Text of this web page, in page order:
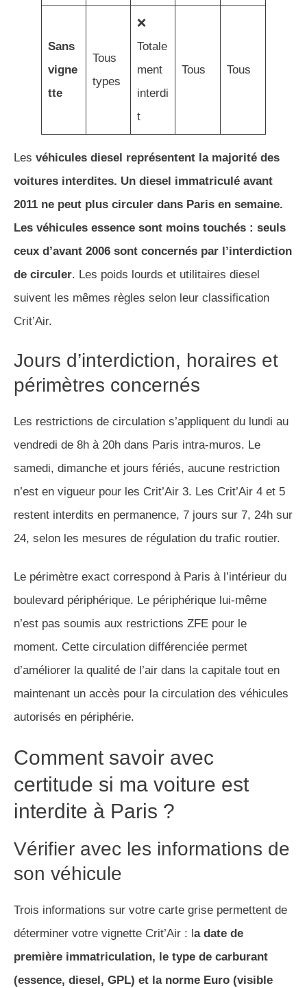
Sans
vigne
tte
Tous
types
❌
Totale
ment
interdi
t
Tous Tous
Les véhicules diesel représentent la majorité des
voitures interdites. Un diesel immatriculé avant
2011 ne peut plus circuler dans Paris en semaine.
Les véhicules essence sont moins touchés : seuls
ceux d’avant 2006 sont concernés par l’interdiction
de circuler. Les poids lourds et utilitaires diesel
suivent les mêmes règles selon leur classification
Crit’Air.
Jours d’interdiction, horaires et
périmètres concernés
Les restrictions de circulation s’appliquent du lundi au
vendredi de 8h à 20h dans Paris intra-muros. Le
samedi, dimanche et jours fériés, aucune restriction
n’est en vigueur pour les Crit’Air 3. Les Crit’Air 4 et 5
restent interdits en permanence, 7 jours sur 7, 24h sur
24, selon les mesures de régulation du trafic routier.
Le périmètre exact correspond à Paris à l’intérieur du
boulevard périphérique. Le périphérique lui-même
n’est pas soumis aux restrictions ZFE pour le
moment. Cette circulation différenciée permet
d’améliorer la qualité de l’air dans la capitale tout en
maintenant un accès pour la circulation des véhicules
autorisés en périphérie.
Comment savoir avec
certitude si ma voiture est
interdite à Paris ?
Vérifier avec les informations de
son véhicule
Trois informations sur votre carte grise permettent de
déterminer votre vignette Crit’Air : l a date de
première immatriculation, le type de carburant
(essence, diesel, GPL) et la norme Euro (visible